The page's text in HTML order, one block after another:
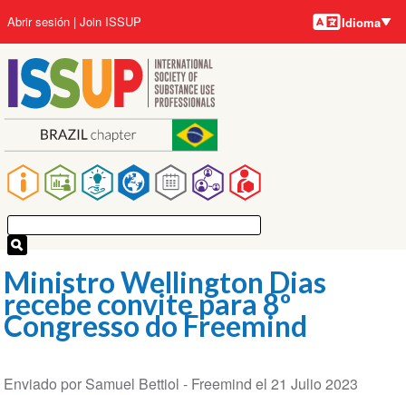
al
contenido
principal
Main
navigation
User
account
menu
Abrir sesión Join ISSUP Idiomas
Idioma
Ministro Wellington Dias
recebe convite para 8º
Congresso do Freemind
Enviado por Samuel Bettiol - Freemind el 21 Julio 2023